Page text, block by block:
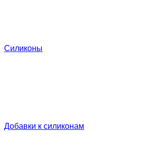
Силиконы
Добавки к силиконам